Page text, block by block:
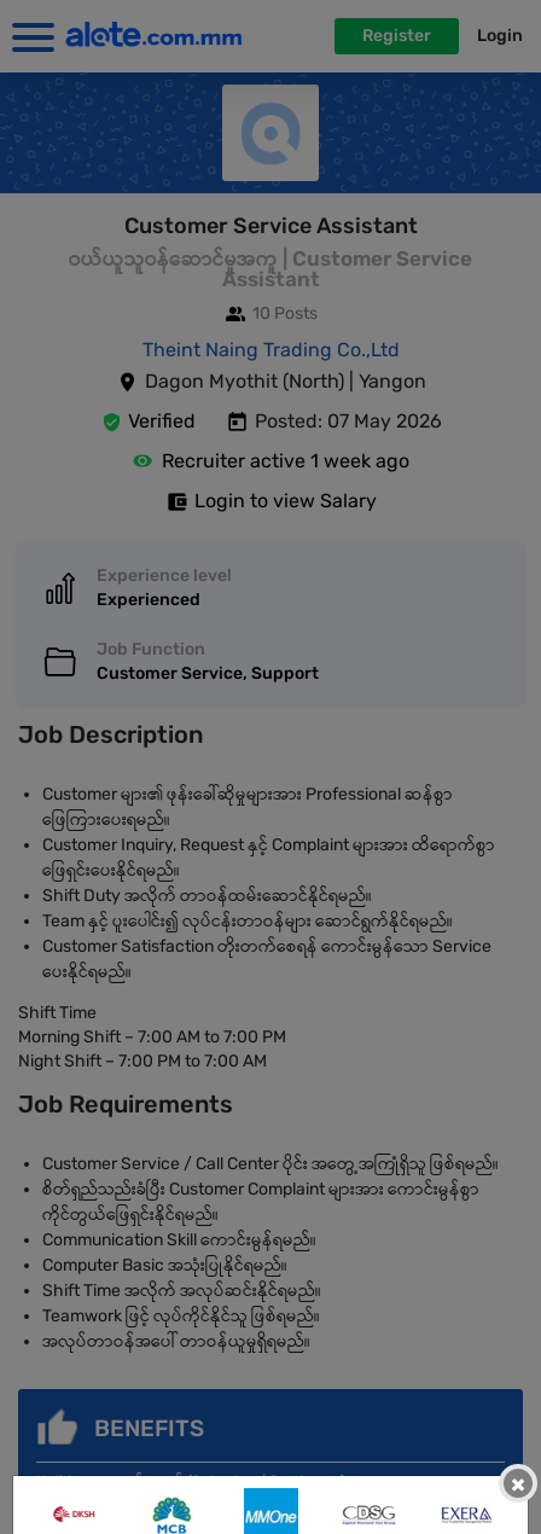
Register Login
Customer Service Assistant
ဝယ်ယူသူဝန်ဆောင်မှုအကူ | Customer Service
Assistant
10 Posts
Theint Naing Trading Co.,Ltd
Dagon Myothit (North) | Yangon
Verified
Posted: 07 May 2026
Recruiter active 1 week ago
Login to view Salary
Experience level
Experienced
Job Function
Customer Service, Support
Job Description
Customer များ၏ ဖုန်းခေါ်ဆိုမှုများအား Professional ဆန်စွာ
ဖြေကြားပေးရမည်။
Customer Inquiry, Request နှင့် Complaint များအား ထိရောက်စွာ
ဖြေရှင်းပေးနိုင်ရမည်။
Shift Duty အလိုက် တာဝန်ထမ်းဆောင်နိုင်ရမည်။
Team နှင့် ပူးပေါင်း၍ လုပ်ငန်းတာဝန်များ ဆောင်ရွက်နိုင်ရမည်။
Customer Satisfaction တိုးတက်စေရန် ကောင်းမွန်သော Service
ပေးနိုင်ရမည်။
Shift Time
Morning Shift – 7:00 AM to 7:00 PM
Night Shift – 7:00 PM to 7:00 AM
Job Requirements
Customer Service / Call Center ပိုင်း အတွေ့အကြုံရှိသူ ဖြစ်ရမည်။
စိတ်ရှည်သည်းခံပြီး Customer Complaint များအား ကောင်းမွန်စွာ
ကိုင်တွယ်ဖြေရှင်းနိုင်ရမည်။
Communication Skill ကောင်းမွန်ရမည်။
Computer Basic အသုံးပြုနိုင်ရမည်။
Shift Time အလိုက် အလုပ်ဆင်းနိုင်ရမည်။
Teamwork ဖြင့် လုပ်ကိုင်နိုင်သူ ဖြစ်ရမည်။
အလုပ်တာဝန်အပေါ် တာဝန်ယူမှုရှိရမည်။
BENEFITS
Holiday – တပတ်တရက် (Saturday / Sunday မရ)
Salary
Morning Shift – 350,000 MMK +
×